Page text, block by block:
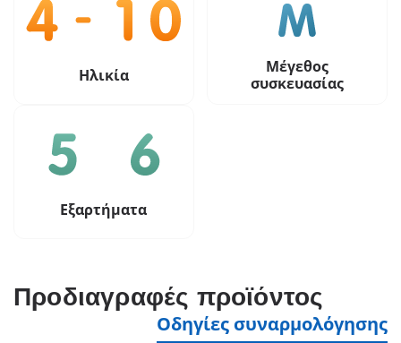
Ηλικία
Μέγεθος
συσκευασίας
Εξαρτήματα
Προδιαγραφές προϊόντος
Οδηγίες συναρμολόγησης